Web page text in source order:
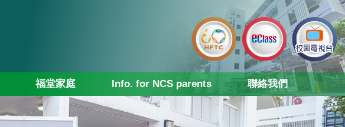
福堂家庭 Info. for NCS parents 聯絡我們